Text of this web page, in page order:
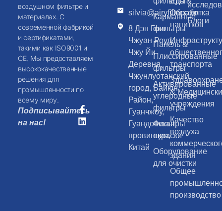
воздушном фильтре и
материалах. С
современной фабрикой
и сертификатами,
такими как ISO9001 и
CE, Мы предоставляем
высококачественные
решения для
промышленности по
всему миру.
Подписывайтесь
на нас!
Карманные
фильтры
Панель &
Плиссированные
фильтры
Активированные
углеродные
фильтры
Фильтры
окраски
Оборудование
для очистки
Обработка
напитков
транспорта
&
учреждения
Качество
воздуха
здания
Общее
производство
Блоги
silvia@airyfilter.com
8 Дэн Гонг
Чжуан Роуд,
Чжу Йи
Деревня,
Чжунлуотанский
город, Байюн
Район,
Гуанчжоу,
Гуандонская
провинция,
Китай